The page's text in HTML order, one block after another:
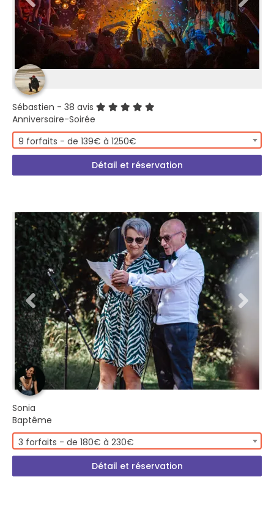
Sébastien - 38 avis
Anniversaire-Soirée
9 forfaits - de 139€ à 1250€
Détail et réservation
Sonia
Baptême
3 forfaits - de 180€ à 230€
Détail et réservation